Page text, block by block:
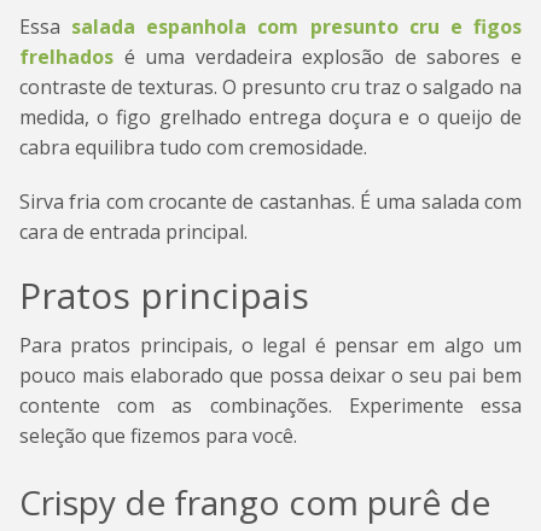
Essa salada espanhola com presunto cru e figos
frelhados é uma verdadeira explosão de sabores e
contraste de texturas. O presunto cru traz o salgado na
medida, o figo grelhado entrega doçura e o queijo de
cabra equilibra tudo com cremosidade.
Sirva fria com crocante de castanhas. É uma salada com
cara de entrada principal.
Pratos principais
Para pratos principais, o legal é pensar em algo um
pouco mais elaborado que possa deixar o seu pai bem
contente com as combinações. Experimente essa
seleção que fizemos para você.
Crispy de frango com purê de